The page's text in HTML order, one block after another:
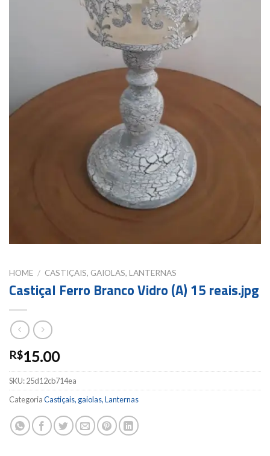
HOME / CASTIÇAIS, GAIOLAS, LANTERNAS
Castiçal Ferro Branco Vidro (A) 15 reais.jpg
R$15.00
SKU:25d12cb714ea
CategoriaCastiçais, gaiolas, Lanternas